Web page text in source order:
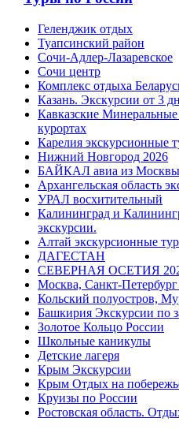
Геленджик отдых
Туапсинский район
Сочи-Адлер-Лазаревское
Сочи центр
Комплекс отдыха
Казань. Экскурсии от 3
Кавказские
курортах
Карелия экскурсионные
Нижний Новгород 2026
БАЙКАЛ авиа из Москвы
Архангельская область
УРАЛ восхитительный
Калининград и
экскурсии.
Алтай экскурсионные
ДАГЕСТАН
СЕВЕРНАЯ ОСЕТИЯ
Москва, Санкт-Петербург
Кольский полуостров,
Башкирия Экскурсии по
Золотое Кольцо России
Школьные каникулы
Детские лагеря
Крым Экскурсии
Крым Отдых на
Круизы по России
Ростовская область.